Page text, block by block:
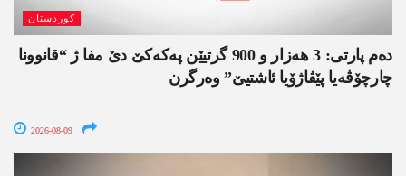
کوردستان
دەم پارتی: 3 ھەزار و 900 گرتیێن پەکەکێ دێ مفا ژ “قانوونا
چارچۆڤەیا پێڤاژۆیا ئاشتیێ” وەرگرن
2026-08-09